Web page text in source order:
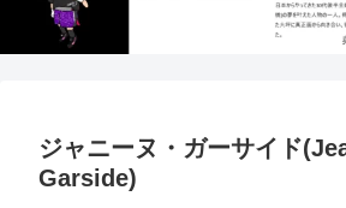
ジャニーヌ・ガーサイド
Garside)